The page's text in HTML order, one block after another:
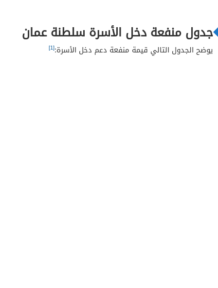
جدول منفعة دخل الأسرة سلطنة عمان
يوضح الجدول التالي قيمة منفعة دعم دخل الأسرة:[1]